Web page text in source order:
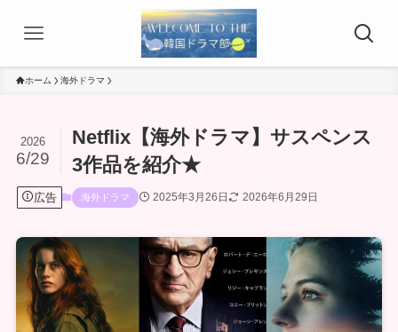
ホーム 海外ドラマ
Netflix【海外ドラマ】サスペンス
3作品を紹介★
2026
6/29
広告 海外ドラマ 2025年3月26日 2026年6月29日